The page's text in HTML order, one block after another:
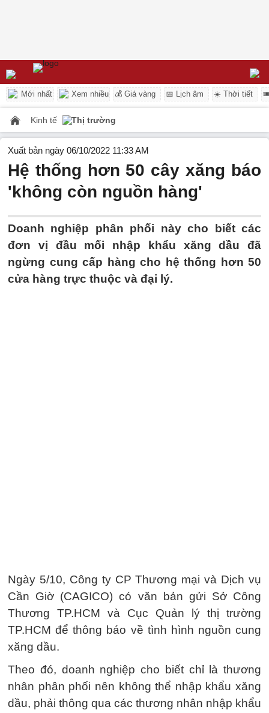
Mới nhất Xem nhiều 💰 Giá vàng 📅 Lịch âm ☀️ Thời tiết
Kinh tế Thị trường
Xuất bản ngày 06/10/2022 11:33 AM
Hệ thống hơn 50 cây xăng báo
'không còn nguồn hàng'
Doanh nghiệp phân phối này cho biết các
đơn vị đầu mối nhập khẩu xăng dầu đã
ngừng cung cấp hàng cho hệ thống hơn 50
cửa hàng trực thuộc và đại lý.
Ngày 5/10, Công ty CP Thương mại và Dịch vụ
Cần Giờ (CAGICO) có văn bản gửi Sở Công
Thương TP.HCM và Cục Quản lý thị trường
TP.HCM để thông báo về tình hình nguồn cung
xăng dầu.
Theo đó, doanh nghiệp cho biết chỉ là thương
nhân phân phối nên không thể nhập khẩu xăng
dầu, phải thông qua các thương nhân nhập khẩu